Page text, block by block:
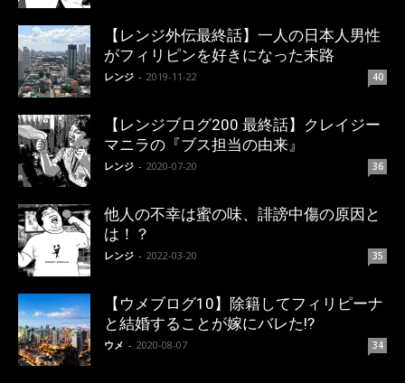
【レンジ外伝最終話】一人の日本人男性
がフィリピンを好きになった末路
レンジ - 2019-11-22 40
【レンジブログ200 最終話】クレイジー
マニラの『ブス担当の由来』
レンジ - 2020-07-20 36
他人の不幸は蜜の味、誹謗中傷の原因と
は！？
レンジ - 2022-03-20 35
【ウメブログ10】除籍してフィリピーナ
と結婚することが嫁にバレた!?
ウメ - 2020-08-07 34